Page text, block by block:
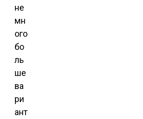
не
мн
ого
бо
ль
ше
ва
ри
ант